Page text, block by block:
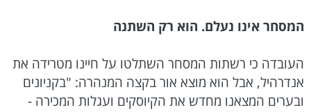
המסחר אינו נעלם. הוא רק השתנה
העובדה כי רשתות המסחר השתלטו על חיינו מטרידה את
אנדרהיל, אבל הוא מוצא אור בקצה המנהרה: "בקניונים
ובערים המצאנו מחדש את הקיוסקים ועגלות המכירה -